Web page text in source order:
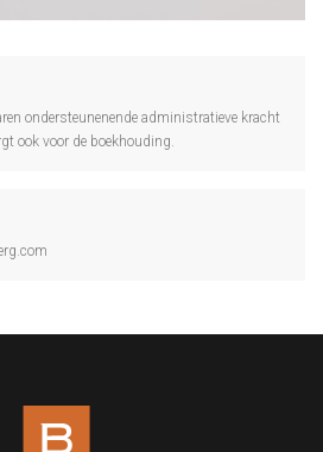
ondersteunenende administratieve kracht
ook voor de boekhouding.